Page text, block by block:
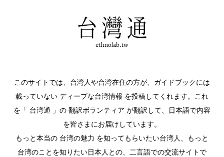
このサイトでは、台湾人や台湾在住の方が、ガイドブックには
載っていない ディープな台湾情報 を投稿してくれます。これ
を「 台湾通 」の 翻訳ボランティア が翻訳して、日本語で内容
を皆さまにお届けしています。
もっと本当の 台湾の魅力 を知ってもらいたい台湾人、もっと
台湾のことを知りたい日本人との、二言語での交流サイトで